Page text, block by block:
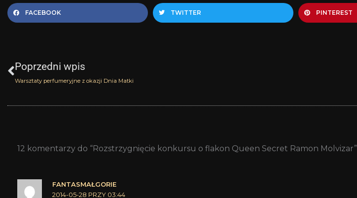
FACEBOOK TWITTER PINTEREST
Poprzedni wpis
Warsztaty perfumeryjne z okazji Dnia Matki
12 komentarzy do “Rozstrzygnięcie konkursu o flakon Queen Secret Ramon Molvizar”
FANTASMAŁGORIE
2014-05-28 PRZY 03:44